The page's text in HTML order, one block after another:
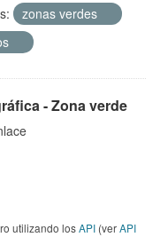
zonas verdes
- Zona verde
utilizando losAPI (verAPI